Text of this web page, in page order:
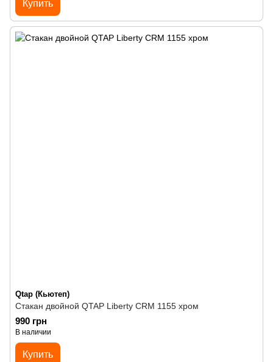
Купить
Qtap (Кьютеп)
Стакан двойной QTAP Liberty CRM 1155 хром
990 грн
В наличии
Купить